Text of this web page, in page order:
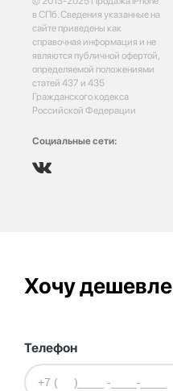
в СПб. Сведения указанные на
сайте приведены как
справочная информация и не
являются публичной офертой,
определяемой положениями
статей 437 и 435
Гражданского кодекса
Российской Федерации
Социальные сети:
Хочу дешевле
Телефон